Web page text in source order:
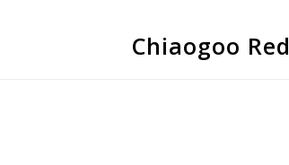
Chiaogoo Red